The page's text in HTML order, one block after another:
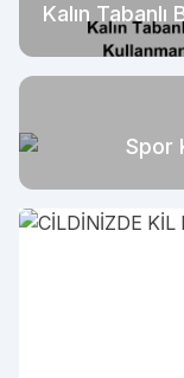
Kalın Tabanlı
Nelerdir?
Spor